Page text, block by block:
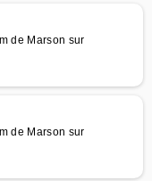
de Marson sur
de Marson sur